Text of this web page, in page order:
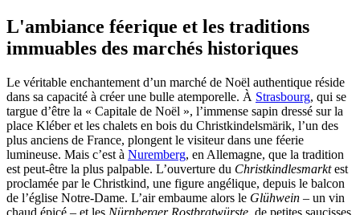
L'ambiance féerique et les traditions
immuables des marchés historiques
Le véritable enchantement d’un marché de Noël authentique réside
dans sa capacité à créer une bulle atemporelle. À Strasbourg, qui se
targue d’être la « Capitale de Noël », l’immense sapin dressé sur la
place Kléber et les chalets en bois du Christkindelsmärik, l’un des
plus anciens de France, plongent le visiteur dans une féerie
lumineuse. Mais c’est à Nuremberg, en Allemagne, que la tradition
est peut-être la plus palpable. L’ouverture du Christkindlesmarktest
proclamée par le Christkind, une figure angélique, depuis le balcon
de l’église Notre-Dame. L’air embaume alors le Glühwein – un vin
chaud épicé – et les Nürnberger Rostbratwürste, de petites saucisses